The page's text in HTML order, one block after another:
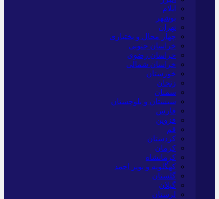
ایلام
بوشهر
تهران
چهار محال و بختیاری
خراسان جنوبی
خراسان رضوی
خراسان شمالی
خوزستان
زنجان
سمنان
سیستان و بلوچستان
فارس
قزوین
قم
کردستان
کرمان
کرمانشاه
کهگلویه و بویر احمد
گلستان
گیلان
لرستان